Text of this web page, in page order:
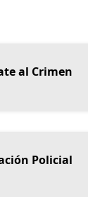
al Crimen
Policial